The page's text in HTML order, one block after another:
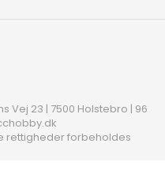
Vej 23 | 7500 Holstebro | 96
rettigheder forbeholdes